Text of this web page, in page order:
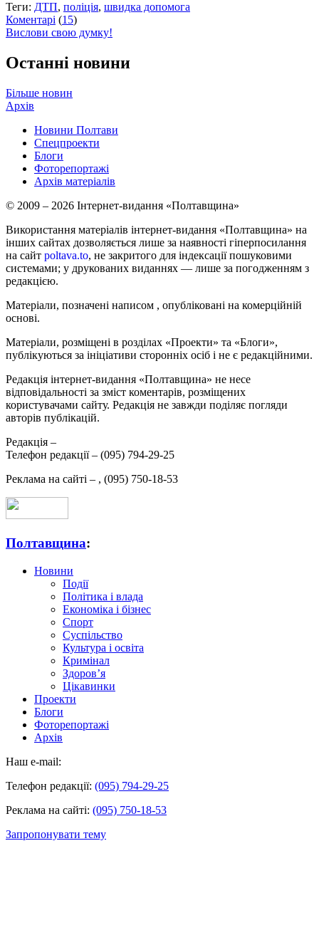
Теги: ДТП, поліція, швидка допомога
Коментарі (15)
Вислови свою думку!
Останні новини
Більше новин
Архів
Новини Полтави
Спецпроекти
Блоги
Фоторепортажі
Архів матеріалів
© 2009 – 2026 Інтернет-видання «Полтавщина»
Використання матеріалів інтернет-видання «Полтавщина» на
інших сайтах дозволяється лише за наявності гіперпосилання
на сайт poltava.to, не закритого для індексації пошуковими
системами; у друкованих виданнях — лише за погодженням з
редакцією.
Матеріали, позначені написом , опубліковані на комерційній
основі.
Матеріали, розміщені в розділах «Проекти» та «Блоги»,
публікуються за ініціативи сторонніх осіб і не є редакційними.
Редакція інтернет-видання «Полтавщина» не несе
відповідальності за зміст коментарів, розміщених
користувачами сайту. Редакція не завжди поділяє погляди
авторів публікацій.
Редакція –
Телефон редакції – (095) 794-29-25
Реклама на сайті – , (095) 750-18-53
Полтавщина:
Новини
Події
Політика і влада
Економіка і бізнес
Спорт
Суспільство
Культура і освіта
Кримінал
Здоров’я
Цікавинки
Проекти
Блоги
Фоторепортажі
Архів
Наш e-mail:
Телефон редакції: (095) 794-29-25
Реклама на сайті: (095) 750-18-53
Запропонувати тему